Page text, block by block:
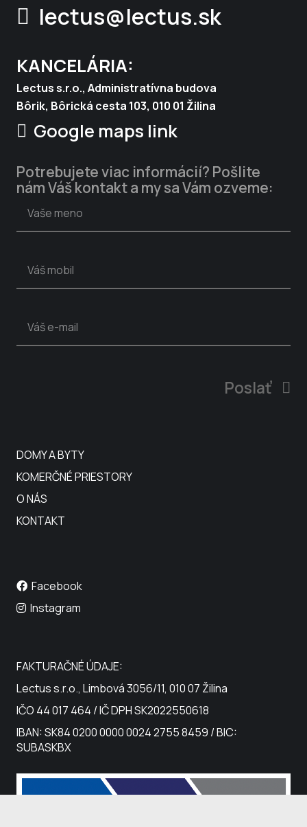
lectus@lectus.sk
KANCELÁRIA:
Lectus s.r.o., Administratívna budova
Bôrik, Bôrická cesta 103, 010 01 Žilina
Google maps link
Potrebujete viac informácií? Pošlite
nám Váš kontakt a my sa Vám ozveme:
Poslať
DOMY A BYTY
KOMERČNÉ PRIESTORY
O NÁS
KONTAKT
Facebook
Instagram
FAKTURAČNÉ ÚDAJE:
Lectus s.r.o., Limbová 3056/11, 010 07 Žilina
IČO 44 017 464 / IČ DPH SK2022550618
IBAN: SK84 0200 0000 0024 2755 8459 / BIC:
SUBASKBX